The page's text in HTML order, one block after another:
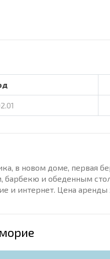
в новом доме, первая
барбекю и обеденным
и интернет. Цена аренды